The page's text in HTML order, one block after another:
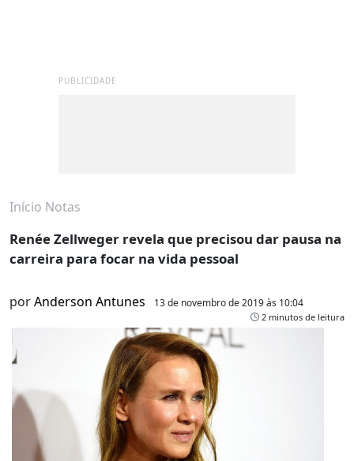
PUBLICIDADE
Início Notas
Renée Zellweger revela que precisou dar pausa na
carreira para focar na vida pessoal
porAnderson Antunes 13 de novembro de 2019 às 10:04
2 minutos de leitura